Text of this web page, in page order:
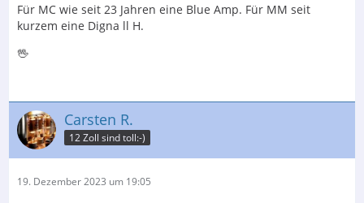
Für MC wie seit 23 Jahren eine Blue Amp. Für MM seit
kurzem eine Digna ll H.
🖖
Carsten R.
12 Zoll sind toll:-)
19. Dezember 2023 um 19:05